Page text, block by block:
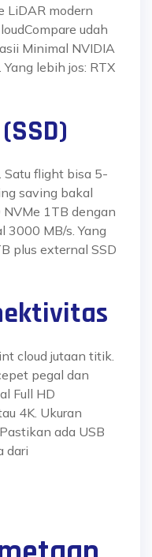
LiDAR modern
udah
Minimal NVIDIA
lebih jos: RTX
Satu flight bisa 5-
saving bakal
1TB dengan
3000 MB/s. Yang
plus external SSD
cloud jutaan titik.
pegal dan
Full HD
4K. Ukuran
ada USB
dari